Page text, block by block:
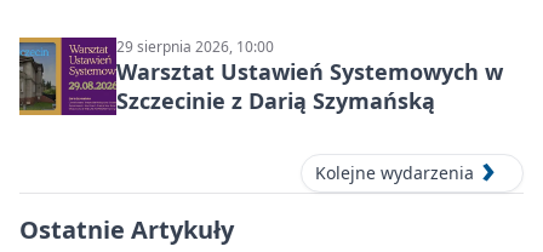
29 sierpnia 2026, 10:00
Warsztat Ustawień Systemowych w
Szczecinie z Darią Szymańską
Kolejne wydarzenia
Ostatnie Artykuły